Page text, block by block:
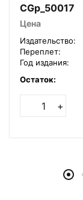
CGp_50017
Цена
Издательство:
Переплет:
Год издания:
Остаток:
+